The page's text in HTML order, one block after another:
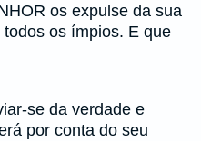
os expulse da sua
os ímpios. E que
se da verdade e
por conta do seu